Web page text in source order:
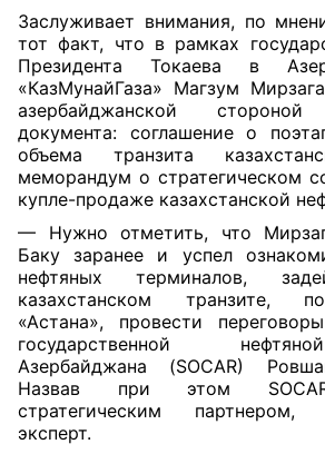
Заслуживает внимания, по
тот факт, что в рамках
Президента Токаева в
«КазМунайГаза» Магзум
азербайджанской
документа: соглашение о
объема транзита
меморандум о стратегическом
купле-продаже казахстанской
— Нужно отметить, что
Баку заранее и успел
нефтяных терминалов,
казахстанском транзите,
«Астана», провести
государственной
Азербайджана (SOCAR)
Назвав при этом
стратегическим
эксперт.